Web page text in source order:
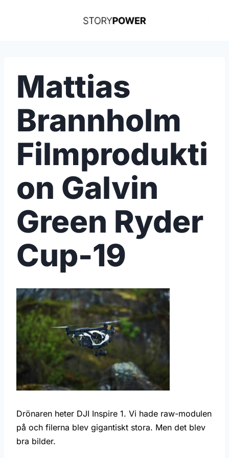
Mattias
Brannholm
Filmprodukti
on Galvin
Green Ryder
Cup-19
Drönaren heter DJI Inspire 1. Vi hade raw-modulen
på och filerna blev gigantiskt stora. Men det blev
bra bilder.